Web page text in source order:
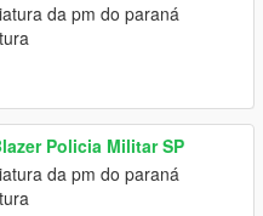
da pm do paraná
Policia Militar SP
da pm do paraná